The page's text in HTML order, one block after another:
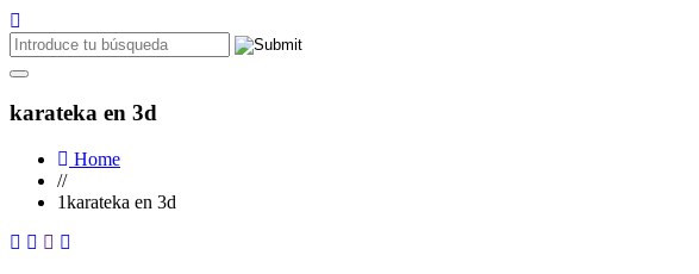
karateka en 3d
Home
//
1karateka en 3d